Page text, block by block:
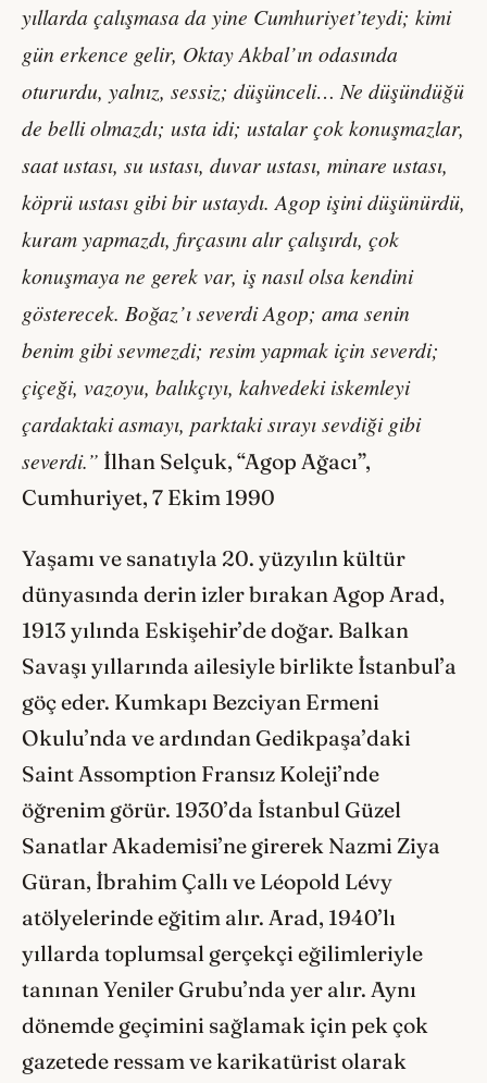
yıllarda çalışmasa da yine Cumhuriyet’teydi; kimi
gün erkence gelir, Oktay Akbal’ın odasında
otururdu, yalnız, sessiz; düşünceli… Ne düşündüğü
de belli olmazdı; usta idi; ustalar çok konuşmazlar,
saat ustası, su ustası, duvar ustası, minare ustası,
köprü ustası gibi bir ustaydı. Agop işini düşünürdü,
kuram yapmazdı, fırçasını alır çalışırdı, çok
konuşmaya ne gerek var, iş nasıl olsa kendini
gösterecek. Boğaz’ı severdi Agop; ama senin
benim gibi sevmezdi; resim yapmak için severdi;
çiçeği, vazoyu, balıkçıyı, kahvedeki iskemleyi
çardaktaki asmayı, parktaki sırayı sevdiği gibi
severdi.” İlhan Selçuk, “Agop Ağacı”,
Cumhuriyet, 7 Ekim 1990
Yaşamı ve sanatıyla 20. yüzyılın kültür
dünyasında derin izler bırakan Agop Arad,
1913 yılında Eskişehir’de doğar. Balkan
Savaşı yıllarında ailesiyle birlikte İstanbul’a
göç eder. Kumkapı Bezciyan Ermeni
Okulu’nda ve ardından Gedikpaşa’daki
Saint Assomption Fransız Koleji’nde
öğrenim görür. 1930’da İstanbul Güzel
Sanatlar Akademisi’ne girerek Nazmi Ziya
Güran, İbrahim Çallı ve Léopold Lévy
atölyelerinde eğitim alır. Arad, 1940’lı
yıllarda toplumsal gerçekçi eğilimleriyle
tanınan Yeniler Grubu’nda yer alır. Aynı
dönemde geçimini sağlamak için pek çok
gazetede ressam ve karikatürist olarak